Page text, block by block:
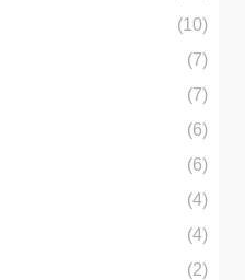
(10)
(7)
(7)
(6)
(6)
(4)
(4)
(2)